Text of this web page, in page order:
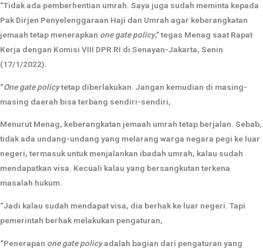
“Tidak ada pemberhentian umrah. Saya juga sudah meminta kepada
Pak Dirjen Penyelenggaraan Haji dan Umrah agar keberangkatan
jemaah tetap menerapkan one gate policy,” tegas Menag saat Rapat
Kerja dengan Komisi VIII DPR RI di Senayan-Jakarta, Senin
(17/1/2022).
“One gate policytetap diberlakukan. Jangan kemudian di masing-
masing daerah bisa terbang sendiri-sendiri,
Menurut Menag, keberangkatan jemaah umrah tetap berjalan. Sebab,
tidak ada undang-undang yang melarang warga negara pegi ke luar
negeri, termasuk untuk menjalankan ibadah umrah, kalau sudah
mendapatkan visa. Kecuali kalau yang bersangkutan terkena
masalah hukum.
“Jadi kalau sudah mendapat visa, dia berhak ke luar negeri. Tapi
pemerintah berhak melakukan pengaturan,
“Penerapan one gate policyadalah bagian dari pengaturan yang